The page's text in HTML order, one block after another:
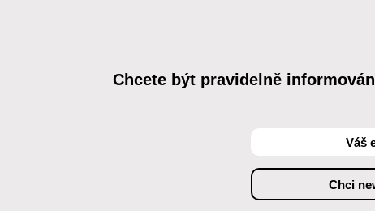
Chcete být pravidelně